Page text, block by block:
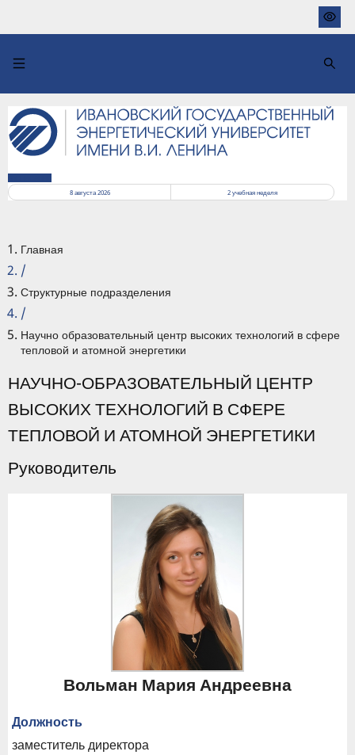
основному
8 августа 2026
2учебная неделя
Главная
/
Структурные подразделения
/
Научно образовательный центр высоких технологий в сфере
тепловой и атомной энергетики
НАУЧНО-ОБРАЗОВАТЕЛЬНЫЙ ЦЕНТР
ВЫСОКИХ ТЕХНОЛОГИЙ В СФЕРЕ
ТЕПЛОВОЙ И АТОМНОЙ ЭНЕРГЕТИКИ
Руководитель
Вольман Мария Андреевна
Должность
заместитель директора